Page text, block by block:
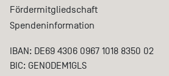
Fördermitgliedschaft
Spendeninformation
IBAN: DE69 4306 0967 1018 8350 02
BIC: GENODEM1GLS